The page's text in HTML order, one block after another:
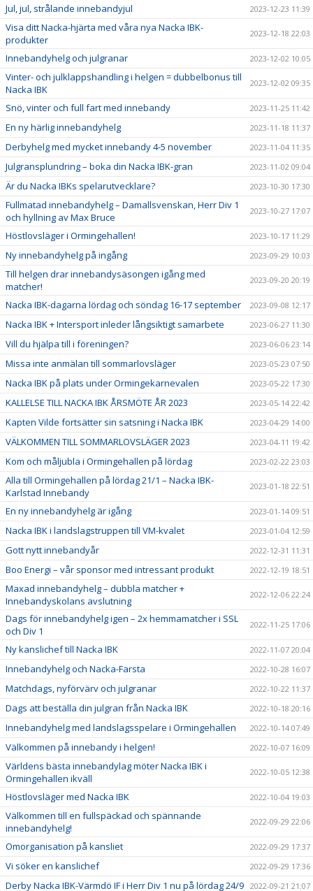
Jul, jul, strålande innebandyjul 2023-12-23 11:39
Visa ditt Nacka-hjärta med våra nya Nacka IBK-
produkter
2023-12-18 22:03
Innebandyhelg och julgranar 2023-12-02 10:05
Vinter- och julklappshandling i helgen = dubbelbonus till
Nacka IBK
2023-12-02 09:35
Snö, vinter och full fart med innebandy 2023-11-25 11:42
En ny härlig innebandyhelg 2023-11-18 11:37
Derbyhelg med mycket innebandy 4-5 november 2023-11-04 11:35
Julgransplundring – boka din Nacka IBK-gran 2023-11-02 09:04
Är du Nacka IBKs spelarutvecklare? 2023-10-30 17:30
Fullmatad innebandyhelg – Damallsvenskan, Herr Div 1
och hyllning av Max Bruce
2023-10-27 17:07
Höstlovsläger i Ormingehallen! 2023-10-17 11:29
Ny innebandyhelg på ingång 2023-09-29 10:03
Till helgen drar innebandysäsongen igång med
matcher!
2023-09-20 20:19
Nacka IBK-dagarna lördag och söndag 16-17 september 2023-09-08 12:17
Nacka IBK + Intersport inleder långsiktigt samarbete 2023-06-27 11:30
Vill du hjälpa till i föreningen? 2023-06-06 23:14
Missa inte anmälan till sommarlovsläger 2023-05-23 07:50
Nacka IBK på plats under Ormingekarnevalen 2023-05-22 17:30
KALLELSE TILL NACKA IBK ÅRSMÖTE ÅR 2023 2023-05-14 22:42
Kapten Vilde fortsätter sin satsning i Nacka IBK 2023-04-29 14:00
VÄLKOMMEN TILL SOMMARLOVSLÄGER 2023 2023-04-11 19:42
Kom och måljubla i Ormingehallen på lördag 2023-02-22 23:03
Alla till Ormingehallen på lördag 21/1 – Nacka IBK-
Karlstad Innebandy
2023-01-18 22:51
En ny innebandyhelg är igång 2023-01-14 09:51
Nacka IBK i landslagstruppen till VM-kvalet 2023-01-04 12:59
Gott nytt innebandyår 2022-12-31 11:31
Boo Energi – vår sponsor med intressant produkt 2022-12-19 18:51
Maxad innebandyhelg – dubbla matcher +
Innebandyskolans avslutning
2022-12-06 22:24
Dags för innebandyhelg igen – 2x hemmamatcher i SSL
och Div 1
2022-11-25 17:06
Ny kanslichef till Nacka IBK 2022-11-07 20:04
Innebandyhelg och Nacka-Farsta 2022-10-28 16:07
Matchdags, nyförvärv och julgranar 2022-10-22 11:37
Dags att beställa din julgran från Nacka IBK 2022-10-18 20:16
Innebandyhelg med landslagsspelare i Ormingehallen 2022-10-14 07:49
Välkommen på innebandy i helgen! 2022-10-07 16:09
Världens bästa innebandylag möter Nacka IBK i
Ormingehallen ikväll
2022-10-05 12:38
Höstlovsläger med Nacka IBK 2022-10-04 19:03
Välkommen till en fullspäckad och spännande
innebandyhelg!
2022-09-29 22:06
Omorganisation på kansliet 2022-09-29 17:37
Vi söker en kanslichef 2022-09-29 17:36
Derby Nacka IBK-Värmdö IF i Herr Div 1 nu på lördag 24/9 2022-09-21 21:07